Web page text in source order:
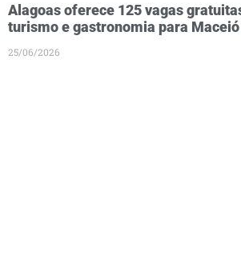
Alagoas oferece 125 vagas
turismo e gastronomia para
25/06/2026